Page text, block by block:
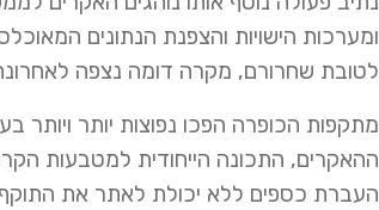
ומערכות הישויות והצפנת הנתונים
לטובת שחרורם, מקרה דומה נצפה
מתקפות הכופרה הפכו נפוצות יותר ויותר
ההאקרים, התכונה הייחודית למטבעות
העברת כספים ללא יכולת לאתר את